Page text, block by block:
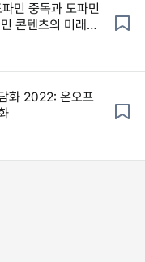
민 중독과 도파민
콘텐츠의 미래
화 2022: 온오프